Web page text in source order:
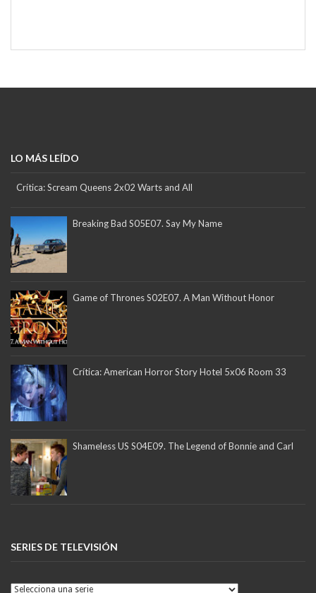
LO MÁS LEÍDO
Crítica: Scream Queens 2x02 Warts and All
Breaking Bad S05E07. Say My Name
Game of Thrones S02E07. A Man Without Honor
Crítica: American Horror Story Hotel 5x06 Room 33
Shameless US S04E09. The Legend of Bonnie and Carl
SERIES DE TELEVISIÓN